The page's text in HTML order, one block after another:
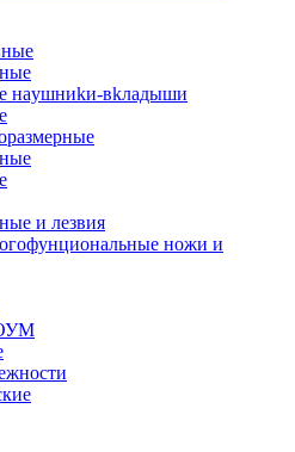
нayшниkи-вkлaдыши
и лезвия
ножи и